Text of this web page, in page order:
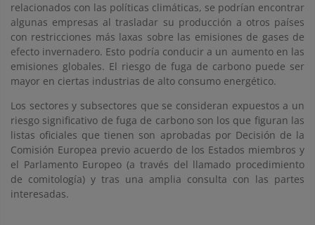
relacionados con las políticas climáticas, se podrían encontrar
algunas empresas al trasladar su producción a otros países
con restricciones más laxas sobre las emisiones de gases de
efecto invernadero. Esto podría conducir a un aumento en las
emisiones globales. El riesgo de fuga de carbono puede ser
mayor en ciertas industrias de alto consumo energético.
Los sectores y subsectores que se consideran expuestos a un
riesgo significativo de fuga de carbono son los que figuran las
listas oficiales que tienen son aprobadas por Decisión de la
Comisión Europea previo acuerdo de los Estados miembros y
el Parlamento Europeo (a través del llamado procedimiento
de comitología) y tras una amplia consulta con las partes
interesadas.